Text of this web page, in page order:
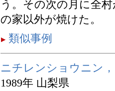
う。その次の月に全
の家以外が焼けた。
類似事例
ニチレンショウニン
1989年 山梨県